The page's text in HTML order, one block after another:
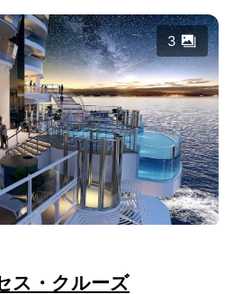
3
ス・クルーズ